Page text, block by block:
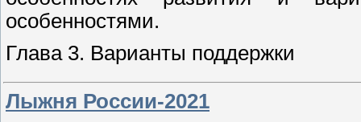
особенностями.
Глава 3. Варианты поддержки
Лыжня России-2021